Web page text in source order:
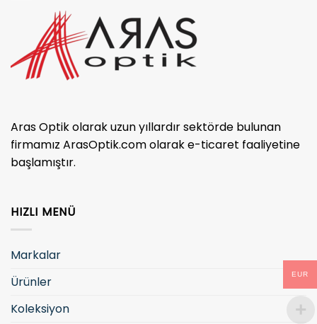
Aras Optik olarak uzun yıllardır sektörde bulunan
firmamız ArasOptik.com olarak e-ticaret faaliyetine
başlamıştır.
HIZLI MENÜ
Markalar
Ürünler
Koleksiyon
EUR